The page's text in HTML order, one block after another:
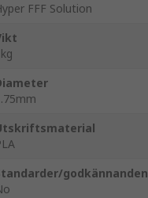
FFF Solution
godkännanden